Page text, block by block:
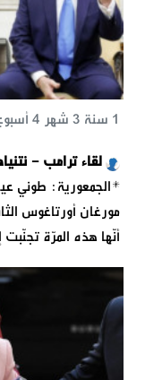
لقاء ترامب -
1 سنة 3 شهر 4 أسبوع 2 يوم 1 س 21 د 15 ث
مورغان أورتاغوس
أنّها هذه المرّة